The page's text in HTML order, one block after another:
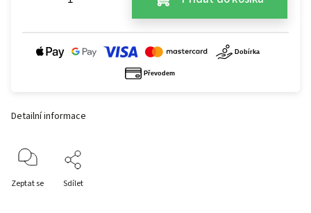
Detailní informace
Zeptat se Sdílet